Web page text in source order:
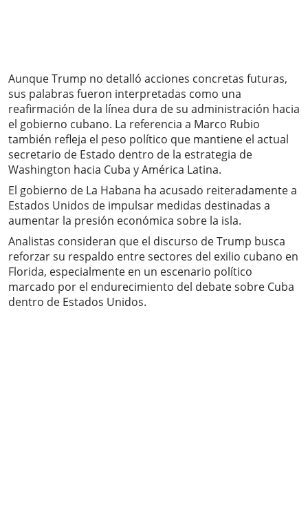
Aunque Trump no detalló acciones concretas futuras,
sus palabras fueron interpretadas como una
reafirmación de la línea dura de su administración hacia
el gobierno cubano. La referencia a Marco Rubio
también refleja el peso político que mantiene el actual
secretario de Estado dentro de la estrategia de
Washington hacia Cuba y América Latina.
El gobierno de La Habana ha acusado reiteradamente a
Estados Unidos de impulsar medidas destinadas a
aumentar la presión económica sobre la isla.
Analistas consideran que el discurso de Trump busca
reforzar su respaldo entre sectores del exilio cubano en
Florida, especialmente en un escenario político
marcado por el endurecimiento del debate sobre Cuba
dentro de Estados Unidos.